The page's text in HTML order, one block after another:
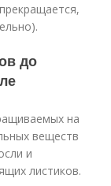
до
на
веществ
и
листиков.